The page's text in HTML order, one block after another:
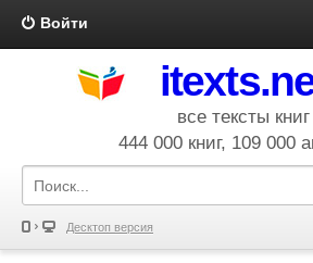
Войти
все тексты книг
444 000 книг, 109 000
Десктоп версия